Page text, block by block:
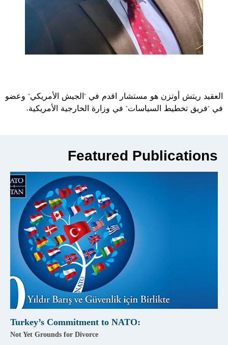
العقيد ريتش أوتزن هو مستشار اقدم في "الجيش الأمريكي" وعضو
في "فريق تخطيط السياسات" في وزارة الخارجية الأمريكية.
Featured Publications
Turkey’s Commitment to NATO:
Not Yet Grounds for Divorce